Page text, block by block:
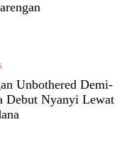
Unbothered Demi-
Debut Nyanyi Lewat